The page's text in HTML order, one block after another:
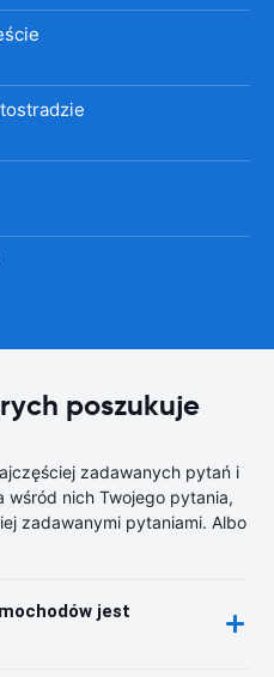
poszukuje
zadawanych pytań i
wśród nich Twojego pytania,
zadawanymi pytaniami. Albo
jest